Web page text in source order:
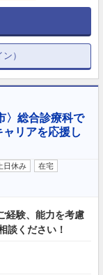
）
〉総合診療科で
リアを応援し
日休み
在宅
経験、能力を考慮
談ください！